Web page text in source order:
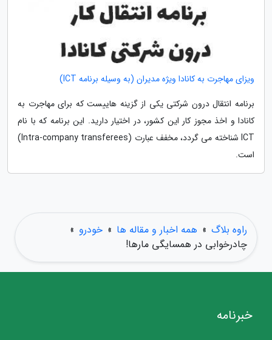
ویزای مهاجرت به کانادا ویژه مدیران (به وسیله برنامه ICT)
برنامه انتقال درون شرکتی یکی از گزینه هاییست که برای مهاجرت به
کانادا و اخذ مجوز کار این کشور، در اختیار دارید. این برنامه که با نام
ICT شناخته می گردد، مخفف عبارت (Intra-company transferees)
است.
راوه بلاگ » همه اخبار و مقاله ها » خودرو »
چادرخوابی در همسایگی مارها!
خبرنامه